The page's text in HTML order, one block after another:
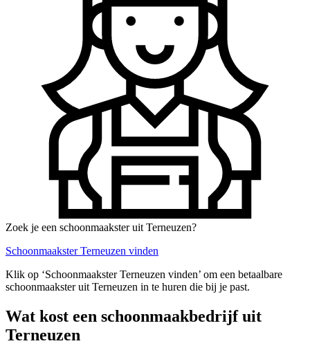
Zoek je een schoonmaakster uit Terneuzen?
Schoonmaakster Terneuzen vinden
Klik op ‘Schoonmaakster Terneuzen vinden’ om een betaalbare
schoonmaakster uit Terneuzen in te huren die bij je past.
Wat kost een schoonmaakbedrijf uit
Terneuzen